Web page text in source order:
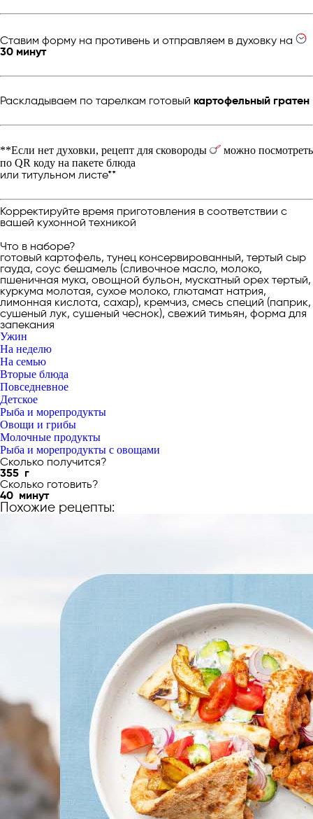
Ставим форму на противень и отправляем в духовку на
30 минут
Раскладываем по тарелкам готовый картофельный гратен
**Если нет духовки, рецепт для сковороды
можно посмотреть
по QR коду на пакете блюда
или титульном листе**
Корректируйте время приготовления в соответствии с
вашей кухонной техникой
Что в наборе?
готовый картофель, тунец консервированный, тертый сыр
гауда, соус бешамель (сливочное масло, молоко,
пшеничная мука, овощной бульон, мускатный орех тертый,
куркума молотая, сухое молоко, глютамат натрия,
лимонная кислота, сахар), кремчиз, смесь специй (паприк,
сушеный лук, сушеный чеснок), свежий тимьян, форма для
запекания
Ужин
На неделю
На семью
Вторые блюда
Повседневное
Детское
Рыба и морепродукты
Овощи и грибы
Молочные продукты
Рыба и морепродукты с овощами
Сколько получится?
355 г
Сколько готовить?
40 минут
Похожие рецепты: